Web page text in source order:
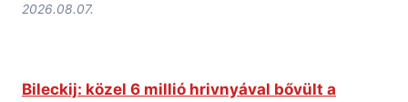
2026.08.07.
Bileckij: közel 6 millió hrivnyával bővült a